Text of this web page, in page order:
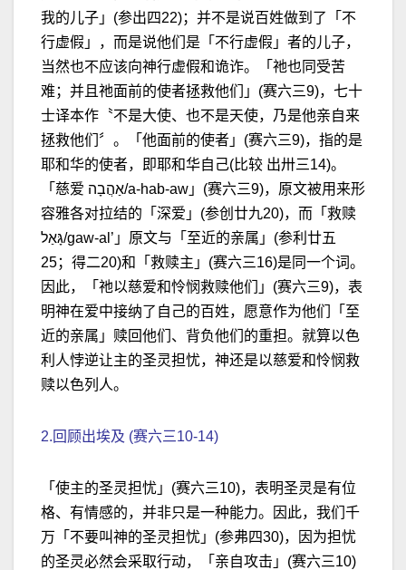
我的儿子」(参出四22)；并不是说百姓做到了「不
行虚假」，而是说他们是「不行虚假」者的儿子，
当然也不应该向神行虚假和诡诈。「祂也同受苦
难；并且祂面前的使者拯救他们」(赛六三9)，七十
士译本作〝不是大使、也不是天使，乃是他亲自来
拯救他们〞。「他面前的使者」(赛六三9)，指的是
耶和华的使者，即耶和华自己(比较 出卅三14)。
「慈爱 אַהֲבָה/a-hab-aw」(赛六三9)，原文被用来形
容雅各对拉结的「深爱」(参创廿九20)，而「救赎
גָּאַל/gaw-al’」原文与「至近的亲属」(参利廿五
25；得二20)和「救赎主」(赛六三16)是同一个词。
因此，「祂以慈爱和怜悯救赎他们」(赛六三9)，表
明神在爱中接纳了自己的百姓，愿意作为他们「至
近的亲属」赎回他们、背负他们的重担。就算以色
利人悖逆让主的圣灵担忧，神还是以慈爱和怜悯救
赎以色列人。
2.回顾出埃及 (赛六三10-14)
「使主的圣灵担忧」(赛六三10)，表明圣灵是有位
格、有情感的，并非只是一种能力。因此，我们千
万「不要叫神的圣灵担忧」(参弗四30)，因为担忧
的圣灵必然会采取行动，「亲自攻击」(赛六三10)